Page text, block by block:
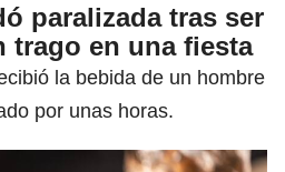
paralizada tras ser
trago en una fiesta
la bebida de un hombre
por unas horas.